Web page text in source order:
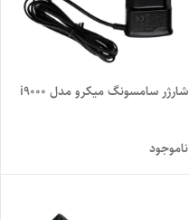
شارژر سامسونگ میکرو مدل i9000
ناموجود